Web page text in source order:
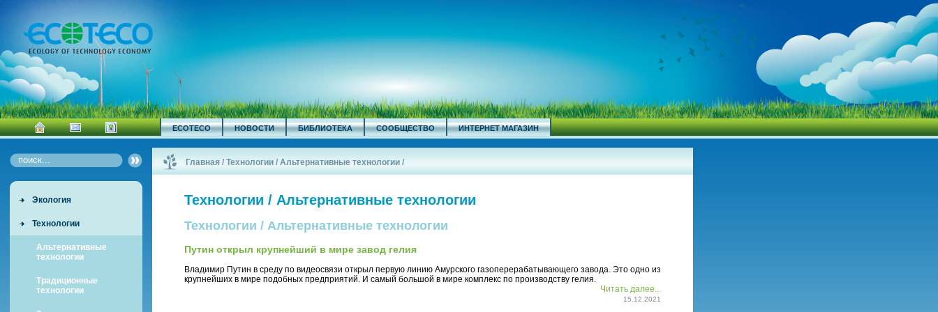
ECOTECO НОВОСТИ БИБЛИОТЕКА СООБЩЕСТВО ИНТЕРНЕТ МАГАЗИН
Экология
Технологии
Альтернативные
технологии
Традиционные
технологии
Главная /Технологии / Альтернативные технологии /
Технологии / Альтернативные технологии
Технологии / Альтернативные технологии
Путин открыл крупнейший в мире завод гелия
Владимир Путин в среду по видеосвязи открыл первую линию Амурского газоперерабатывающего завода. Это одно из
крупнейших в мире подобных предприятий. И самый большой в мире комплекс по производству гелия.
Читать далее...
15.12.2021